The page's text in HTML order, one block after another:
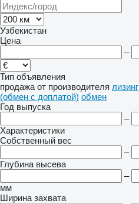
Узбекистан
Цена
–
Тип объявления
продажа от производителя лизинг
(обмен с доплатой) обмен
Год выпуска
–
Характеристики
Собственный вес
–
Глубина высева
–
мм
Ширина захвата